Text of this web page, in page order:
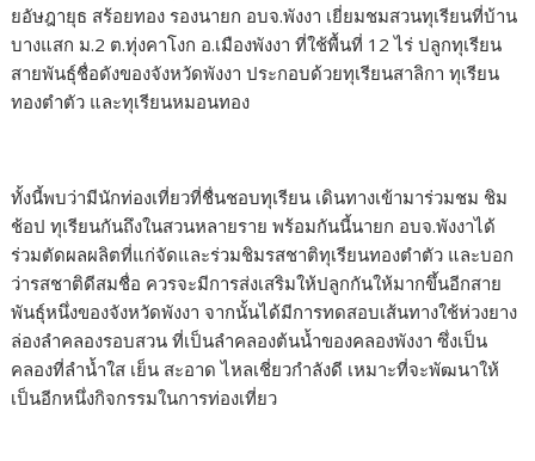
ยอัษฎายุธ สร้อยทอง รองนายก อบจ.พังงา เยี่ยมชมสวนทุเรียนที่บ้าน
บางแสก ม.2 ต.ทุ่งคาโงก อ.เมืองพังงา ที่ใช้พื้นที่ 12 ไร่ ปลูกทุเรียน
สายพันธุ์ชื่อดังของจังหวัดพังงา ประกอบด้วยทุเรียนสาลิกา ทุเรียน
ทองตำตัว และทุเรียนหมอนทอง
ทั้งนี้พบว่ามีนักท่องเที่ยวที่ชื่นชอบทุเรียน เดินทางเข้ามาร่วมชม ชิม
ช้อป ทุเรียนกันถึงในสวนหลายราย พร้อมกันนี้นายก อบจ.พังงาได้
ร่วมตัดผลผลิตที่แก่จัดและร่วมชิมรสชาติทุเรียนทองตำตัว และบอก
ว่ารสชาติดีสมชื่อ ควรจะมีการส่งเสริมให้ปลูกกันให้มากขึ้นอีกสาย
พันธุ์หนึ่งของจังหวัดพังงา จากนั้นได้มีการทดสอบเส้นทางใช้ห่วงยาง
ล่องลำคลองรอบสวน ที่เป็นลำคลองต้นน้ำของคลองพังงา ซึ่งเป็น
คลองที่ลำน้ำใส เย็น สะอาด ไหลเชี่ยวกำลังดี เหมาะที่จะพัฒนาให้
เป็นอีกหนึ่งกิจกรรมในการท่องเที่ยว